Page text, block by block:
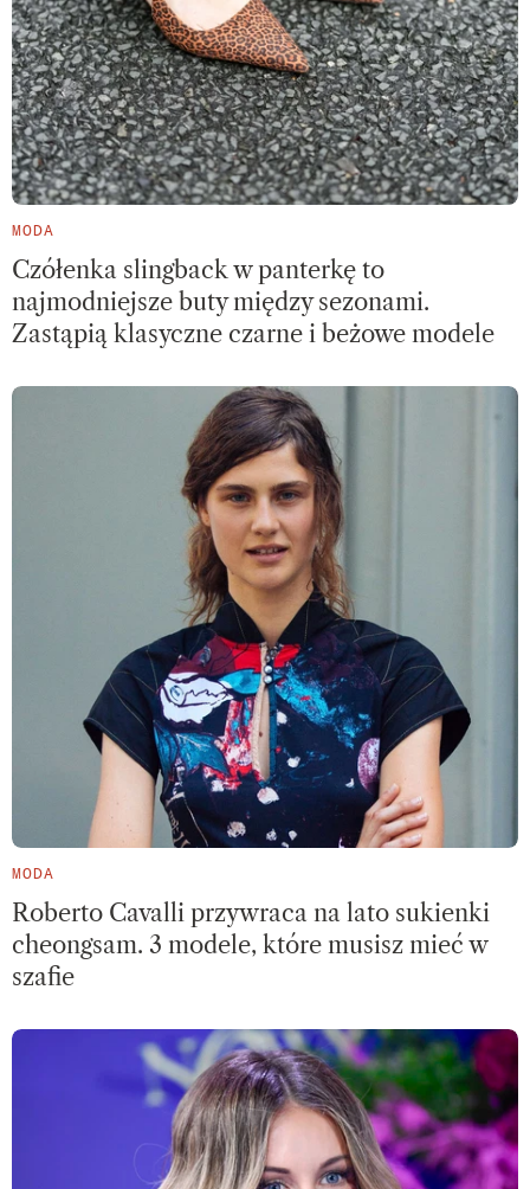
MODA
Czółenka slingback w panterkę to
najmodniejsze buty między sezonami.
Zastąpią klasyczne czarne i beżowe modele
MODA
Roberto Cavalli przywraca na lato sukienki
cheongsam. 3 modele, które musisz mieć w
szafie